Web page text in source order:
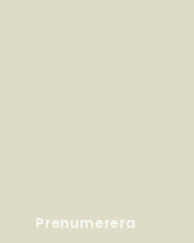
Prenumerera